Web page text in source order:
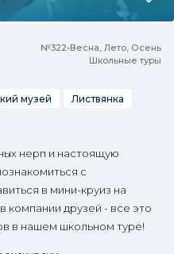
№322•Весна, Лето, Осень
Школьные туры
музей
Листвянка
нерп и настоящую
с
в мини-круиз на
компании друзей - все это
в нашем школьном туре!